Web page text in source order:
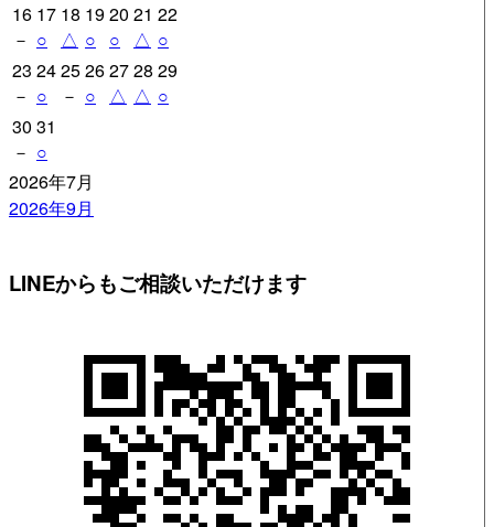
16
－
17
○
18
△
19
○
20
○
21
△
22
○
23
－
24
○
25
－
26
○
27
△
28
△
29
○
30
－
31
○
2026年7月
2026年9月
LINEからもご相談いただけます